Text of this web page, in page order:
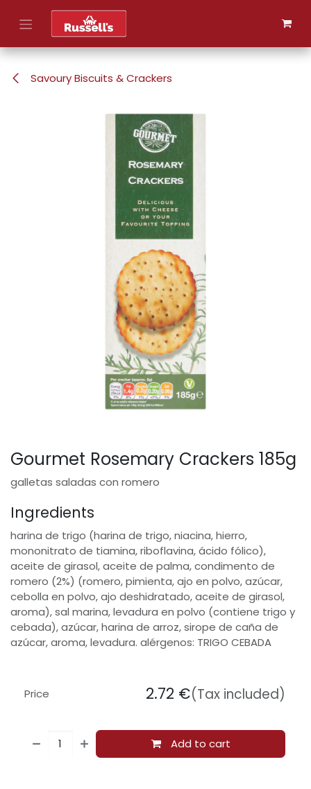
Skip to Content
Savoury Biscuits & Crackers
Gourmet Rosemary Crackers 185g
galletas saladas con romero
Ingredients
harina de trigo (harina de trigo, niacina, hierro,
mononitrato de tiamina, riboflavina, ácido fólico),
aceite de girasol, aceite de palma, condimento de
romero (2%) (romero, pimienta, ajo en polvo, azúcar,
cebolla en polvo, ajo deshidratado, aceite de girasol,
aroma), sal marina, levadura en polvo (contiene trigo y
cebada), azúcar, harina de arroz, sirope de caña de
azúcar, aroma, levadura. alérgenos: TRIGO CEBADA
Add to cart
Price 2.72 €(Tax included)